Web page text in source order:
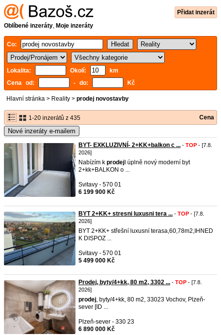
Přidat inzerát
Oblíbené inzeráty, Moje inzeráty
Co:
Lokalita: Okolí:
km
Cena od:
- do: Kč
Hlavní stránka > Reality > prodej novostavby
1-20 inzerátů z 435 Cena
Nové inzeráty e-mailem
BYT- EXKLUZIVNÍ- 2+KK+balkon c ... - TOP - [7.8.
2026]
Nabízím k prodej I úplně nový moderní byt
2+kk+BALKON o ...
Svitavy - 570 01
6 199 900 Kč
BYT 2+KK+ stresni luxusni tera ... - TOP - [7.8.
2026]
BYT 2+KK+ střešní luxusní terasa,60,78m2,IHNED
K DISPOZ ...
Svitavy - 570 01
5 499 000 Kč
Prodej, byty/4+kk, 80 m2, 3302 ... - TOP - [7.8.
2026]
prodej, byty/4+kk, 80 m2, 33023 Vochov, Plzeň-
sever [ID ...
Plzeň-sever - 330 23
6 890 000 Kč